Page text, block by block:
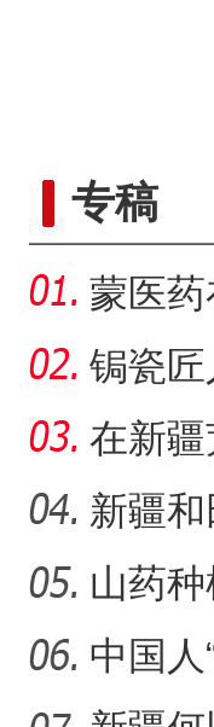
专稿
蒙医
锔瓷
瓷，也
在新
村镇
新疆
子巷”
山药
起？
中国人